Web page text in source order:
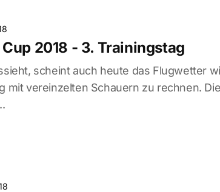
2018 - 3. Trainingstag
scheint auch heute das Flugwetter
mit vereinzelten Schauern zu rechnen.